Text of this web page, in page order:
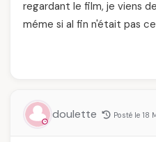
regardant le film, je viens
méme si al fin n'était pas
doulette Posté le 18